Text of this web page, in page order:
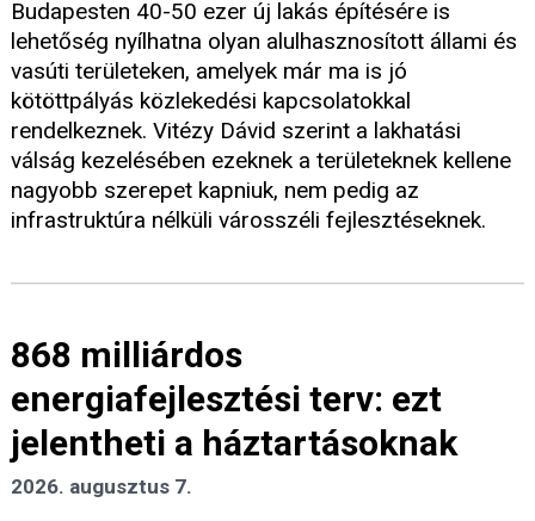
Budapesten 40-50 ezer új lakás építésére is
lehetőség nyílhatna olyan alulhasznosított állami és
vasúti területeken, amelyek már ma is jó
kötöttpályás közlekedési kapcsolatokkal
rendelkeznek. Vitézy Dávid szerint a lakhatási
válság kezelésében ezeknek a területeknek kellene
nagyobb szerepet kapniuk, nem pedig az
infrastruktúra nélküli városszéli fejlesztéseknek.
868 milliárdos
energiafejlesztési terv: ezt
jelentheti a háztartásoknak
2026. augusztus 7.